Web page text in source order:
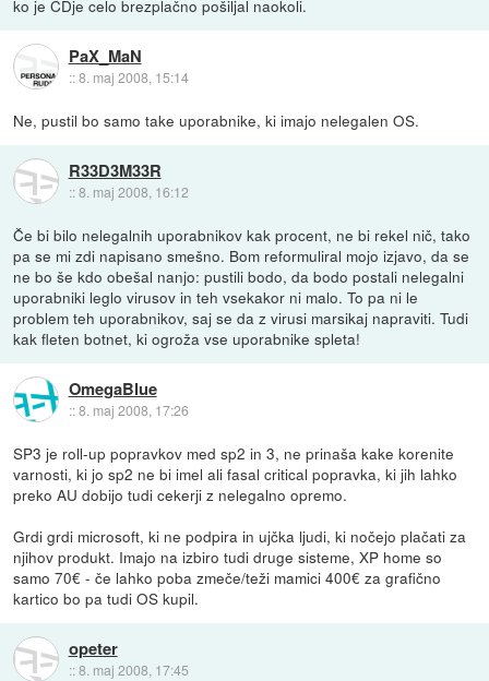
ko je CDje celo brezplačno pošiljal naokoli.
PaX_MaN
::8. maj 2008, 15:14
Ne, pustil bo samo take uporabnike, ki imajo nelegalen OS.
R33D3M33R
::8. maj 2008, 16:12
Če bi bilo nelegalnih uporabnikov kak procent, ne bi rekel nič, tako
pa se mi zdi napisano smešno. Bom reformuliral mojo izjavo, da se
ne bo še kdo obešal nanjo: pustili bodo, da bodo postali nelegalni
uporabniki leglo virusov in teh vsekakor ni malo. To pa ni le
problem teh uporabnikov, saj se da z virusi marsikaj napraviti. Tudi
kak fleten botnet, ki ogroža vse uporabnike spleta!
OmegaBlue
::8. maj 2008, 17:26
SP3 je roll-up popravkov med sp2 in 3, ne prinaša kake korenite
varnosti, ki jo sp2 ne bi imel ali fasal critical popravka, ki jih lahko
preko AU dobijo tudi cekerji z nelegalno opremo.
Grdi grdi microsoft, ki ne podpira in ujčka ljudi, ki nočejo plačati za
njihov produkt. Imajo na izbiro tudi druge sisteme, XP home so
samo 70€ - če lahko poba zmeče/teži mamici 400€ za grafično
kartico bo pa tudi OS kupil.
opeter
::8. maj 2008, 17:45